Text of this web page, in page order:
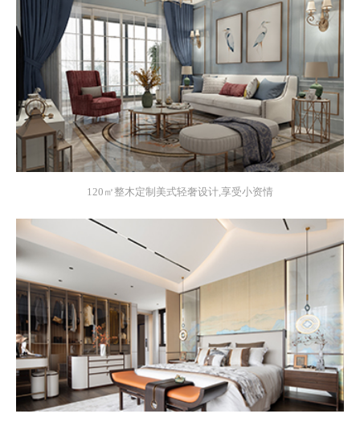
120㎡整木定制美式轻奢设计,享受小资情